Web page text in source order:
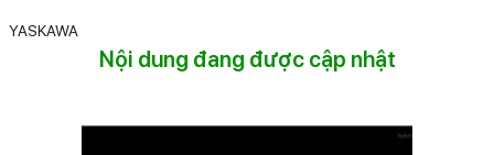
YASKAWA
Nội dung đang được cập nhật